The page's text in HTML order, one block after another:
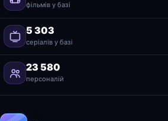
фільмів у базі
5 303
серіалів у базі
23 580
персоналій